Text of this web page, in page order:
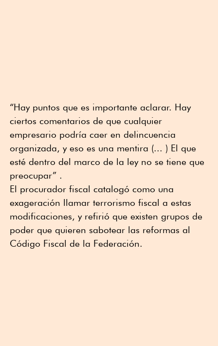
“Hay puntos que es importante aclarar. Hay
ciertos comentarios de que cualquier
empresario podría caer en delincuencia
organizada, y eso es una mentira (... ) El que
esté dentro del marco de la ley no se tiene que
preocupar” .
El procurador fiscal catalogó como una
exageración llamar terrorismo fiscal a estas
modificaciones, y refirió que existen grupos de
poder que quieren sabotear las reformas al
Código Fiscal de la Federación.